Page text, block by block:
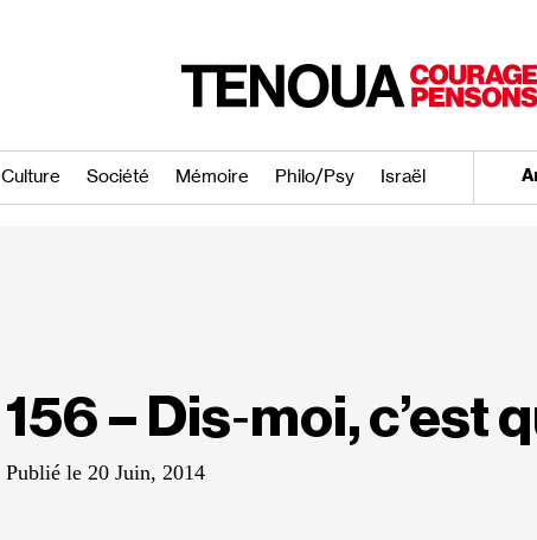
Culture Société Mémoire Philo/​Psy Israël
156 – Dis‐​moi, c’est
Publié le 20 Juin, 2014